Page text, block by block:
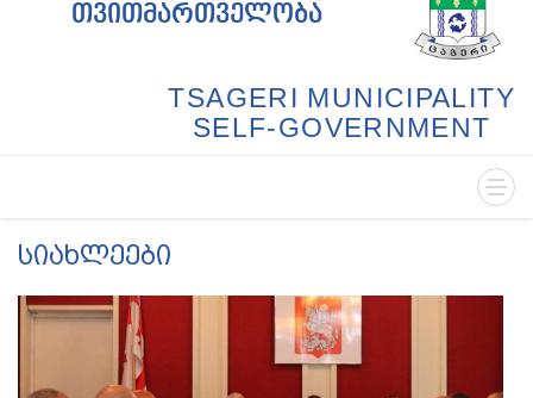
თვითმართველობა
TSAGERI MUNICIPALITY
SELF-GOVERNMENT
სიახლეები